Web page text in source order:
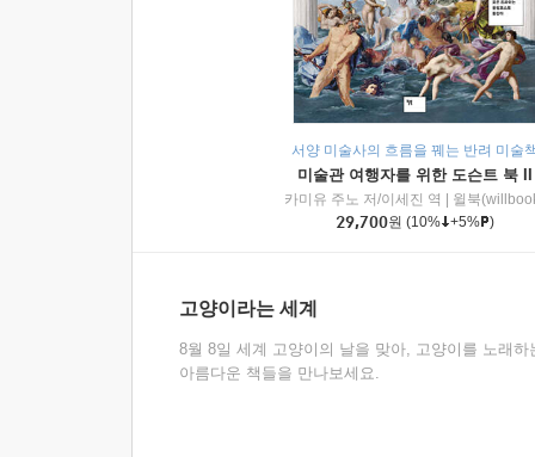
서양 미술사의 흐름을 꿰는 반려 미술
미술관 여행자를 위한 도슨트 북 II
카미유 주노 저/이세진 역
윌북
29,700원 (10% +5% )
고양이라는 세계
8월 8일 세계 고양이의 날을 맞아, 고양이를 노래하
아름다운 책들을 만나보세요.